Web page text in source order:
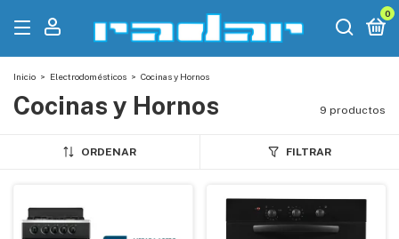
0
Inicio > Electrodomésticos > Cocinas y Hornos
Cocinas y Hornos 9 productos
ORDENAR FILTRAR